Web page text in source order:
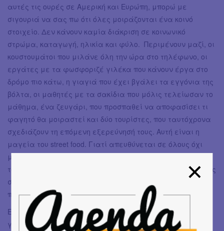
αυτές τις ουρές σε Αμερική και Ευρώπη, μπορώ με
σιγουριά να σας πω ότι όλες μοιράζονται ένα κοινό
στοιχείο. Δεν κάνουν καμία διάκριση σε κοινωνικό
στρώμα, καταγωγή, ηλικία και φύλο. Περιμένουν μαζί, οι
κουστουμάτοι που μιλάνε όλη την ώρα στο τηλέφωνο, οι
εργάτες με τα φωσφοριζέ γιλέκα που κάνουν έργα στο
δρόμο πιο κάτω, η γιαγιά που έχει βγάλει τα εγγόνια της
βόλτα, οι μαθητές με τα σακίδια που μόλις τελείωσαν το
μάθημα, ένα ζευγάρι, που προσπαθεί να αποφασίσει τι
φαγητό θα μοιραστεί και δύο τουρίστες, που ταυτόχρονα
σχεδιάζουν τη επόμενη εξερεύνησή τους. Αυτή είναι η
μαγεία του street food. Γιατί απευθύνεται σε όλους όχι
μόνο λόγω κόστους, αλλά γιατί θέλει με κάθε μπουκιά
του, να σε ταξιδέψει τίμια και με τις πιο αγνές προθέσεις
στους πιο όμορφους γαστρονομικούς προορισμούς του
πλανήτη μας.
Είμαστε άραγε εμείς έτοιμοι να υποδεχτούμε την νέα
γενιά του;